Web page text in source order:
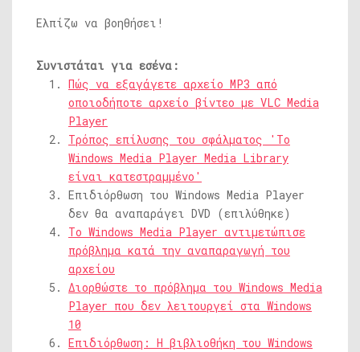
Ελπίζω να βοηθήσει!
Συνιστάται για εσένα:
Πώς να εξαγάγετε αρχείο MP3 από
οποιοδήποτε αρχείο βίντεο με VLC Media
Player
Τρόπος επίλυσης του σφάλματος 'Το
Windows Media Player Media Library
είναι κατεστραμμένο'
Επιδιόρθωση του Windows Media Player
δεν θα αναπαράγει DVD (επιλύθηκε)
Το Windows Media Player αντιμετώπισε
πρόβλημα κατά την αναπαραγωγή του
αρχείου
Διορθώστε το πρόβλημα του Windows Media
Player που δεν λειτουργεί στα Windows
10
Επιδιόρθωση: Η βιβλιοθήκη του Windows